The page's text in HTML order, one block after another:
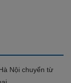
Nội chuyển từ